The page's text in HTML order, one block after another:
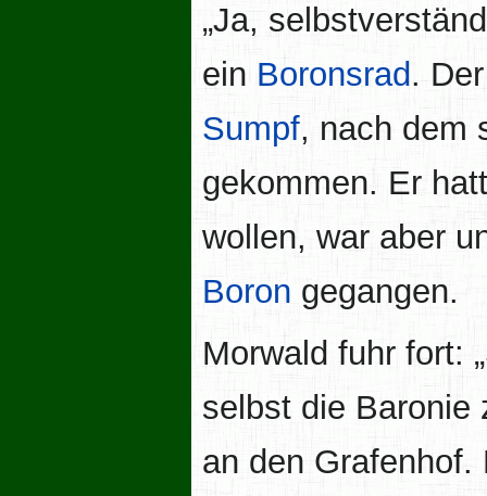
„Ja,
ein Boronsrad.
Sumpf, nach dem
gekommen. Er
wollen, war aber
Boron gegangen.
Morwald fuhr fort:
selbst die Baronie
an den Grafenhof.